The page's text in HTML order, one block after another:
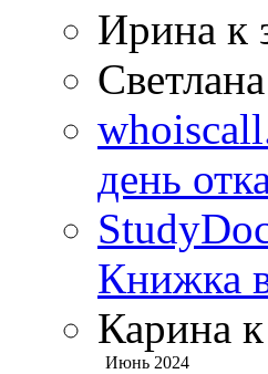
Ирина к
Светлана
день
Книжка
Карина
Июнь 2024